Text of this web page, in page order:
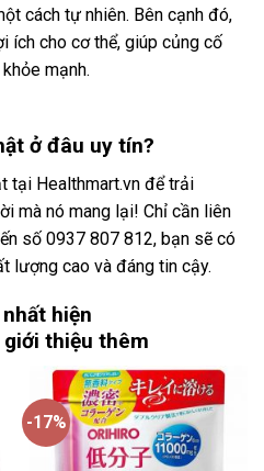
cách tự nhiên. Bên cạnh đó,
ích cho cơ thể, giúp củng cố
mạnh.
ở đâu uy tín?
tại Healthmart.vn để trải
mà nó mang lại! Chỉ cần liên
số 0937 807 812, bạn sẽ có
lượng cao và đáng tin cậy.
hiện
thiệu thêm
-17%